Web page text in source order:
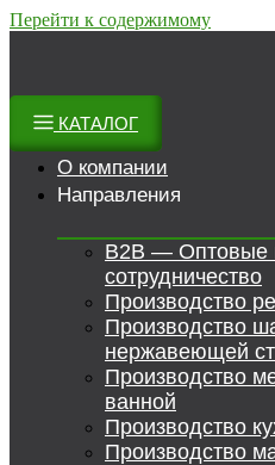
Перейти к содержимому
КАТАЛОГ
О компании
Направления
B2B — Оптовые
сотрудничество
Производство
Производство
нержавеющей
Производство
ванной
Производство
Производство